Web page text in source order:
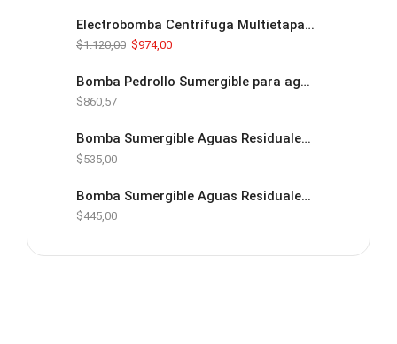
Electrobomba Centrífuga Multietapa 2.5hp 220/440v 60hz 3F
$1.120,00 $974,00
Bomba Pedrollo Sumergible para aguas residuales alta resistencia 2 hp 220V 3F
$860,57
Bomba Sumergible Aguas Residuales 1.5 HP 220V
$535,00
Bomba Sumergible Aguas Residuales 1HP 220V
$445,00